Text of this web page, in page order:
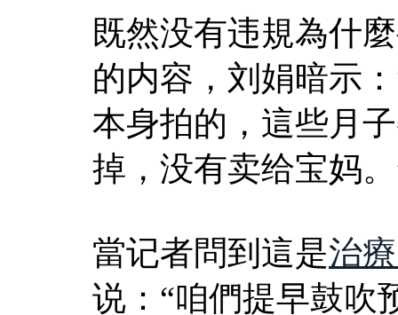
既然没有违規為什
的内容，刘娟暗示
本身拍的，這些月
掉，没有卖给宝妈
當记者問到這是治
说：“咱們提早鼓吹